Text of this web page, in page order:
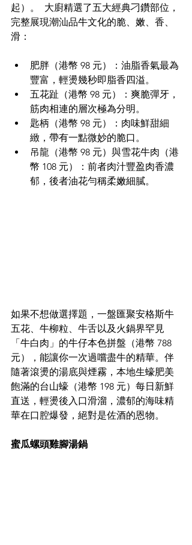
起）。  大廚精選了五大經典刁鑽部位，
完整展現潮汕品牛文化的脆、嫩、香、
滑：
肥胖（港幣 98 元）：油脂香氣最為
豐富，輕燙幾秒即脂香四溢。
五花趾（港幣 98 元）：爽脆彈牙，
筋肉相連的層次極為分明。
匙柄（港幣 98 元）：肉味鮮甜細
緻，帶有一點微妙的脆口。
吊龍（港幣 98 元）與雪花牛肉（港
幣 108 元）：前者肉汁豐盈肉香濃
郁，後者油花勻稱柔嫩細膩。
如果不想做選擇題，一盤匯聚安格斯牛
五花、牛柳粒、牛舌以及火鍋界罕見
「牛白肉」的牛仔本色拼盤（港幣 788
元），能讓你一次過嚐盡牛的精華。伴
隨著滾燙的湯底與煙霧，本地生蠔肥美
飽滿的台山蠔（港幣 198 元）每日新鮮
直送，輕燙後入口滑溜，濃郁的海味精
華在口腔爆發，絕對是佐酒的恩物。
蜜瓜螺頭雞腳湯鍋